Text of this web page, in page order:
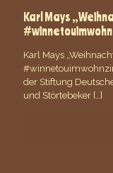
Karl Mays
Karl Mays
der Stiftung
und Störtebeker […]